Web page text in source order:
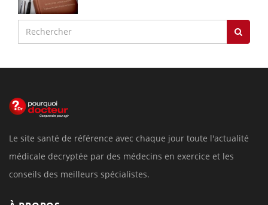
Le site santé de référence avec chaque jour toute l'actualité
médicale decryptée par des médecins en exercice et les
conseils des meilleurs spécialistes.